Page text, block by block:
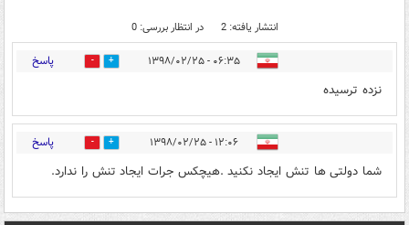
انتشار یافته: 2 در انتظار بررسی: 0
۰۶:۳۵ - ۱۳۹۸/۰۲/۲۵ 0 پاسخ
نزده ترسیده
۱۲:۰۶ - ۱۳۹۸/۰۲/۲۵ 0 پاسخ
شما دولتی ها تنش ایجاد نکنید .هیچکس جرات ایجاد تنش را ندارد.